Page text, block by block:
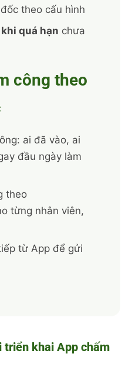
theo cấu hình
quá hạn chưa
công theo
ai đã vào, ai
đầu ngày làm
theo
từng nhân viên,
từ App để gửi
triển khai App chấm